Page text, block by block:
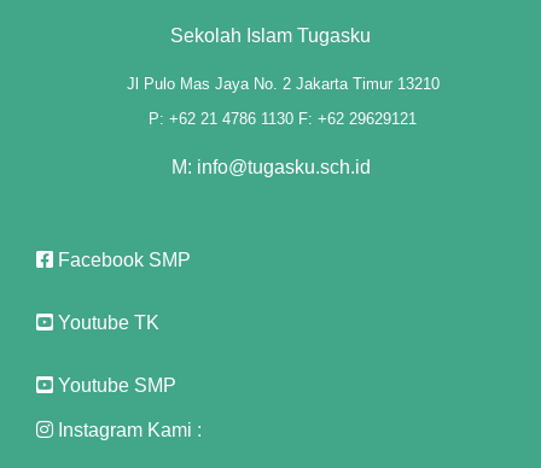
Sekolah Islam Tugasku
Jl Pulo Mas Jaya No. 2 Jakarta Timur 13210
P: +62 21 4786 1130 F: +62 29629121
M: info@tugasku.sch.id
Facebook SMP
Youtube TK
Youtube SMP
Instagram Kami :